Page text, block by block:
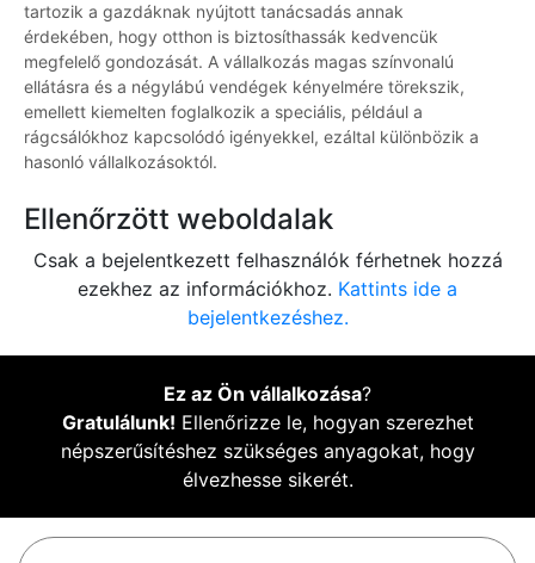
tartozik a gazdáknak nyújtott tanácsadás annak
érdekében, hogy otthon is biztosíthassák kedvencük
megfelelő gondozását. A vállalkozás magas színvonalú
ellátásra és a négylábú vendégek kényelmére törekszik,
emellett kiemelten foglalkozik a speciális, például a
rágcsálókhoz kapcsolódó igényekkel, ezáltal különbözik a
hasonló vállalkozásoktól.
Ellenőrzött weboldalak
Csak a bejelentkezett felhasználók férhetnek hozzá
ezekhez az információkhoz. Kattints ide a
bejelentkezéshez.
Ez az Ön vállalkozása?
Gratulálunk! Ellenőrizze le, hogyan szerezhet
népszerűsítéshez szükséges anyagokat, hogy
élvezhesse sikerét.